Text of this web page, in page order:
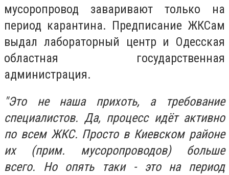
мусоропровод заваривают только на
период карантина. Предписание ЖКСам
выдал лабораторный центр и Одесская
областная государственная
администрация.
"Это не наша прихоть, а требование
специалистов. Да, процесс идёт активно
по всем ЖКС. Просто в Киевском районе
их (прим. мусоропроводов) больше
всего. Но опять таки - это на период